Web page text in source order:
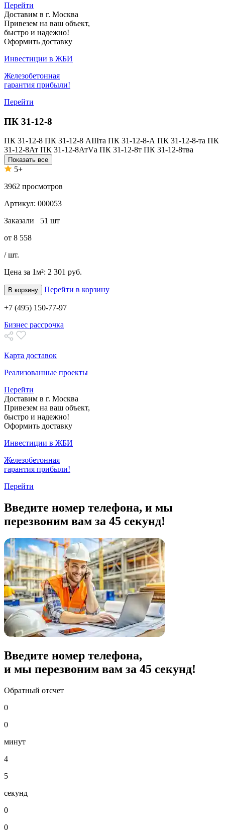
Перейти
Доставим в г. Москва
Привезем на ваш объект,
быстро и надежно!
Оформить доставку
Инвестиции в ЖБИ
Железобетонная
гарантия прибыли!
Перейти
ПК 31-12-8
ПК 31-12-8 ПК 31-12-8 АIIIта ПК 31-12-8-А ПК 31-12-8-та ПК
31-12-8Ат ПК 31-12-8АтVа ПК 31-12-8т ПК 31-12-8тва
Показать все
5+
3962 просмотров
Артикул: 000053
Заказали 51 шт
от 8 558
/ шт.
Цена за 1м²: 2 301 руб.
В корзину Перейти в корзину
+7 (495) 150-77-97
Бизнес рассрочка
Карта доставок
Реализованные проекты
Перейти
Доставим в г. Москва
Привезем на ваш объект,
быстро и надежно!
Оформить доставку
Инвестиции в ЖБИ
Железобетонная
гарантия прибыли!
Перейти
Введите номер телефона, и мы
перезвоним вам за 45 секунд!
Введите номер телефона,
и мы перезвоним вам за 45 секунд!
Обратный отсчет
0
0
минут
4
5
секунд
0
0